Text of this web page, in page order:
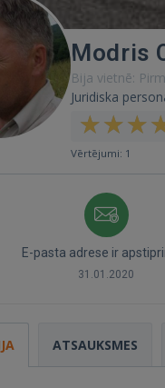
Modris
Bija vietnē:
Juridiska
Vērtējumi: 1
E-pasta adrese ir
31.01.2020
ATSAUKSMES